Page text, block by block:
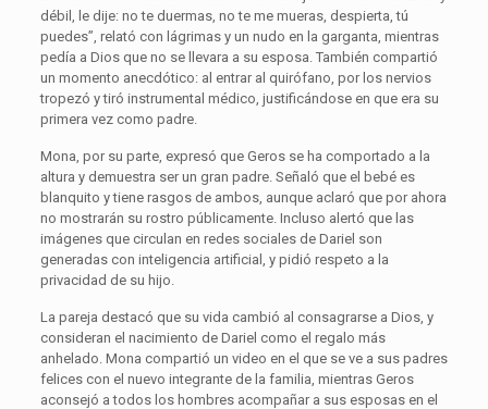
débil, le dije: no te duermas, no te me mueras, despierta, tú
puedes”, relató con lágrimas y un nudo en la garganta, mientras
pedía a Dios que no se llevara a su esposa. También compartió
un momento anecdótico: al entrar al quirófano, por los nervios
tropezó y tiró instrumental médico, justificándose en que era su
primera vez como padre.
Mona, por su parte, expresó que Geros se ha comportado a la
altura y demuestra ser un gran padre. Señaló que el bebé es
blanquito y tiene rasgos de ambos, aunque aclaró que por ahora
no mostrarán su rostro públicamente. Incluso alertó que las
imágenes que circulan en redes sociales de Dariel son
generadas con inteligencia artificial, y pidió respeto a la
privacidad de su hijo.
La pareja destacó que su vida cambió al consagrarse a Dios, y
consideran el nacimiento de Dariel como el regalo más
anhelado. Mona compartió un video en el que se ve a sus padres
felices con el nuevo integrante de la familia, mientras Geros
aconsejó a todos los hombres acompañar a sus esposas en el